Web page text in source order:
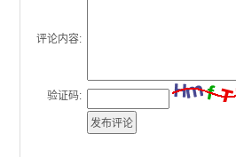
评论内容:
验证码: